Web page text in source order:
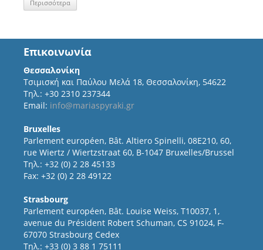
Περισσότερα
Επικοινωνία
Θεσσαλονίκη
Τσιμισκή και Παύλου Μελά 18, Θεσσαλονίκη, 54622
Τηλ.: +30 2310 237344
Email: info@mariaspyraki.gr
Bruxelles
Parlement européen, Bât. Altiero Spinelli, 08E210, 60,
rue Wiertz / Wiertzstraat 60, B-1047 Bruxelles/Brussel
Τηλ.: +32 (0) 2 28 45133
Fax: +32 (0) 2 28 49122
Strasbourg
Parlement européen, Bât. Louise Weiss, T10037, 1,
avenue du Président Robert Schuman, CS 91024, F-
67070 Strasbourg Cedex
Τηλ.: +33 (0) 3 88 1 75111